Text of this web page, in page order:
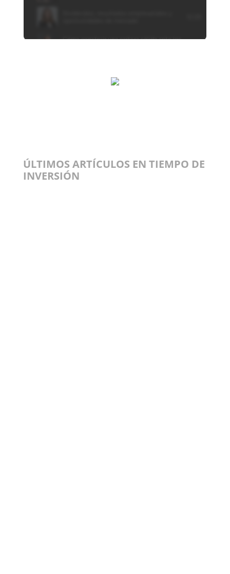
ÚLTIMOS ARTÍCULOS EN TIEMPO DE
INVERSIÓN